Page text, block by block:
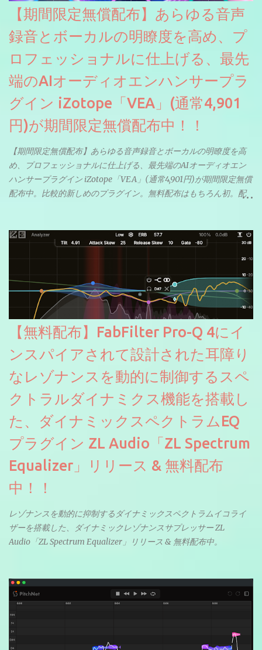
【期間限定無償配布】あらゆる音声
録音とボーカルの明瞭度を高め、プ
ロフェッショナルに仕上げる、最先
端のAIオーディオエンハンサープラ
グイン iZotope「VEA」(通常4,901
円)が期間限定無償配布中！！
【期間限定無償配布】あらゆる音声録音とボーカルの明瞭度を高
め、プロフェッショナルに仕上げる、最先端のAIオーディオエン
ハンサープラグイン iZotope「VEA」(通常4,901円)が期間限定無償
配布中。比較的新しめのプラグイン。無料配布はもちろん初。配
【無料配布】FabFilter Pro-Q 4にイ
ンスパイアされて設計された耳障り
なレゾナンスを動的に制御するスペ
クトラルダイナミクス機能を搭載し
た、ダイナミックスペクトラムEQ
プラグイン ZL Audio「ZL Spectrum
Equalizer」リリース & 無料配布
中！！
レゾナンスを動的に抑制するダイナミックスペクトラムイコライ
ザーを搭載した、ダイナミックレゾナンスサプレッサー ZL
Audio「ZL Spectrum Equalizer」リリース & 無料配布中。